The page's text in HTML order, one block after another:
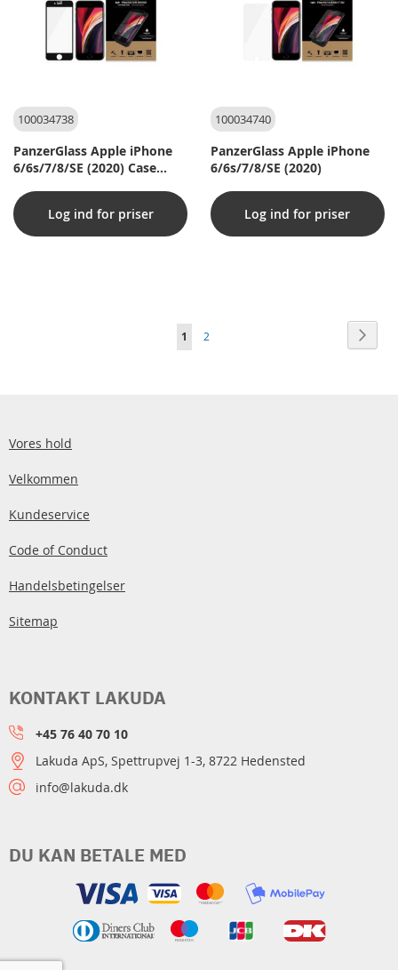
100034738
PanzerGlass Apple iPhone
6/6s/7/8/SE (2020) Case
Log ind for priser
100034740
PanzerGlass Apple iPhone
6/6s/7/8/SE (2020)
Log ind for priser
Du
1 Side
2
Vores hold
Velkommen
Kundeservice
Code of Conduct
Handelsbetingelser
Sitemap
DU KAN BETALE MED
KONTAKT LAKUDA
+45 76 40 70 10
Lakuda ApS, Spettrupvej 1-3, 8722 Hedensted
info@lakuda.dk